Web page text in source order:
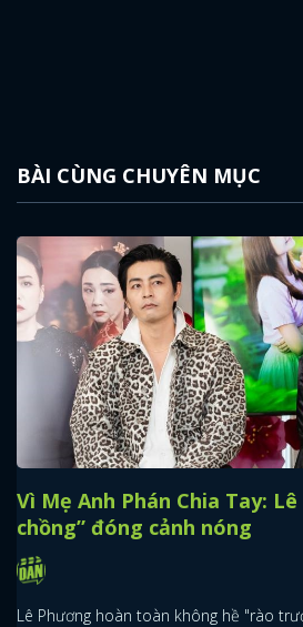
BÀI CÙNG CHUYÊN MỤC
Vì Mẹ Anh Phán Chia Tay:
chồng” đóng cảnh nóng
Lê Phương hoàn toàn không hề "rào